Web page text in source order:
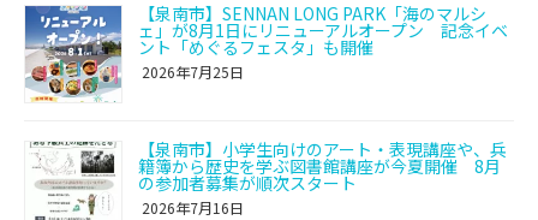
【泉南市】SENNAN LONG PARK「海のマルシ
ェ」が8月1日にリニューアルオープン 記念イベ
ント「めぐるフェスタ」も開催
2026年7月25日
【泉南市】小学生向けのアート・表現講座や、兵
籍簿から歴史を学ぶ図書館講座が今夏開催 8月
の参加者募集が順次スタート
2026年7月16日